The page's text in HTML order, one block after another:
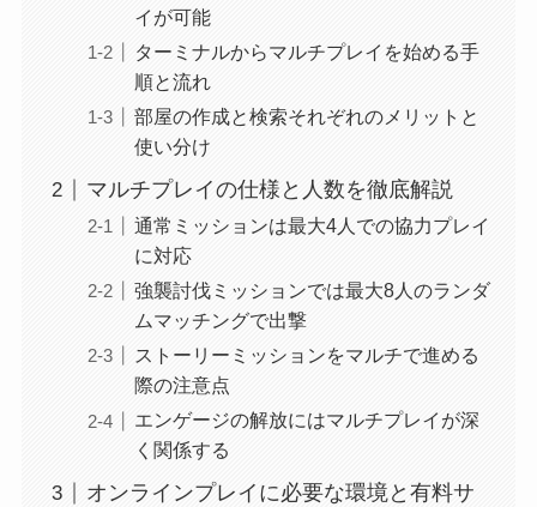
イが可能
ターミナルからマルチプレイを始める手
順と流れ
部屋の作成と検索それぞれのメリットと
使い分け
マルチプレイの仕様と人数を徹底解説
通常ミッションは最大4人での協力プレイ
に対応
強襲討伐ミッションでは最大8人のランダ
ムマッチングで出撃
ストーリーミッションをマルチで進める
際の注意点
エンゲージの解放にはマルチプレイが深
く関係する
オンラインプレイに必要な環境と有料サ